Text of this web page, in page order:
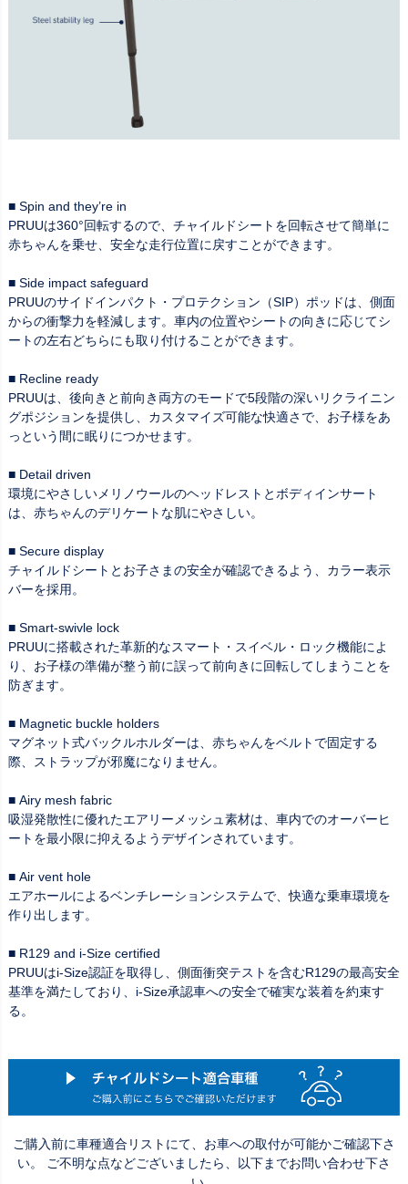
■ Spin and they’re in
PRUUは360°回転するので、チャイルドシートを回転させて簡単に
赤ちゃんを乗せ、安全な走行位置に戻すことができます。
■ Side impact safeguard
PRUUのサイドインパクト・プロテクション（SIP）ポッドは、側面
からの衝撃力を軽減します。車内の位置やシートの向きに応じてシ
ートの左右どちらにも取り付けることができます。
■ Recline ready
PRUUは、後向きと前向き両方のモードで5段階の深いリクライニン
グポジションを提供し、カスタマイズ可能な快適さで、お子様をあ
っという間に眠りにつかせます。
■ Detail driven
環境にやさしいメリノウールのヘッドレストとボディインサート
は、赤ちゃんのデリケートな肌にやさしい。
■ Secure display
チャイルドシートとお子さまの安全が確認できるよう、カラー表示
バーを採用。
■ Smart-swivle lock
PRUUに搭載された革新的なスマート・スイベル・ロック機能によ
り、お子様の準備が整う前に誤って前向きに回転してしまうことを
防ぎます。
■ Magnetic buckle holders
マグネット式バックルホルダーは、赤ちゃんをベルトで固定する
際、ストラップが邪魔になりません。
■ Airy mesh fabric
吸湿発散性に優れたエアリーメッシュ素材は、車内でのオーバーヒ
ートを最小限に抑えるようデザインされています。
■ Air vent hole
エアホールによるベンチレーションシステムで、快適な乗車環境を
作り出します。
■ R129 and i-Size certified
PRUUはi-Size認証を取得し、側面衝突テストを含むR129の最高安全
基準を満たしており、i-Size承認車への安全で確実な装着を約束す
る。
ご購入前に車種適合リストにて、お車への取付が可能かご確認下さ
い。 ご不明な点などございましたら、以下までお問い合わせ下さ